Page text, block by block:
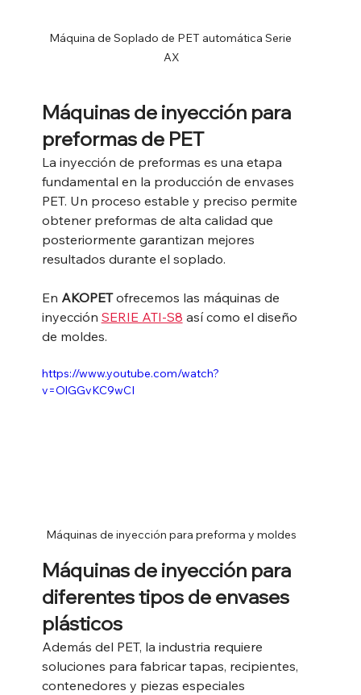
Máquina de Soplado de PET automática Serie
AX
Máquinas de inyección para
preformas de PET
La inyección de preformas es una etapa
fundamental en la producción de envases
PET. Un proceso estable y preciso permite
obtener preformas de alta calidad que
posteriormente garantizan mejores
resultados durante el soplado.
En AKOPET ofrecemos las máquinas de
inyección SERIE ATI-S8 así como el diseño
de moldes.
https://www.youtube.com/watch?
v=OlGGvKC9wCI
Máquinas de inyección para preforma y moldes
Máquinas de inyección para
diferentes tipos de envases
plásticos
Además del PET, la industria requiere
soluciones para fabricar tapas, recipientes,
contenedores y piezas especiales